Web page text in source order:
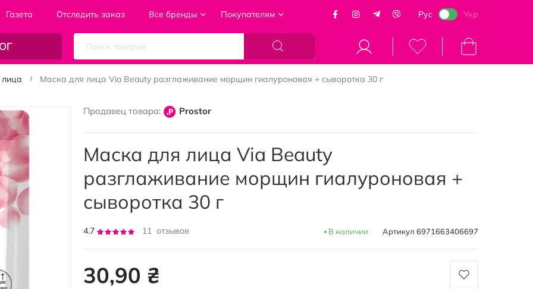
Газета Отследить заказ Все бренды Покупателям Рус Укр
Моя корзина
Маска для лица Via Beauty разглаживание морщин гиалуроновая + сыворотка 30 г
Продавец товара: Prostor
Маска для лица Via Beauty
разглаживание морщин гиалуроновая +
сыворотка 30 г
Рейтинг:
4.7
11 отзывов В наличии Артикул 6971663406697
30,90 ₴